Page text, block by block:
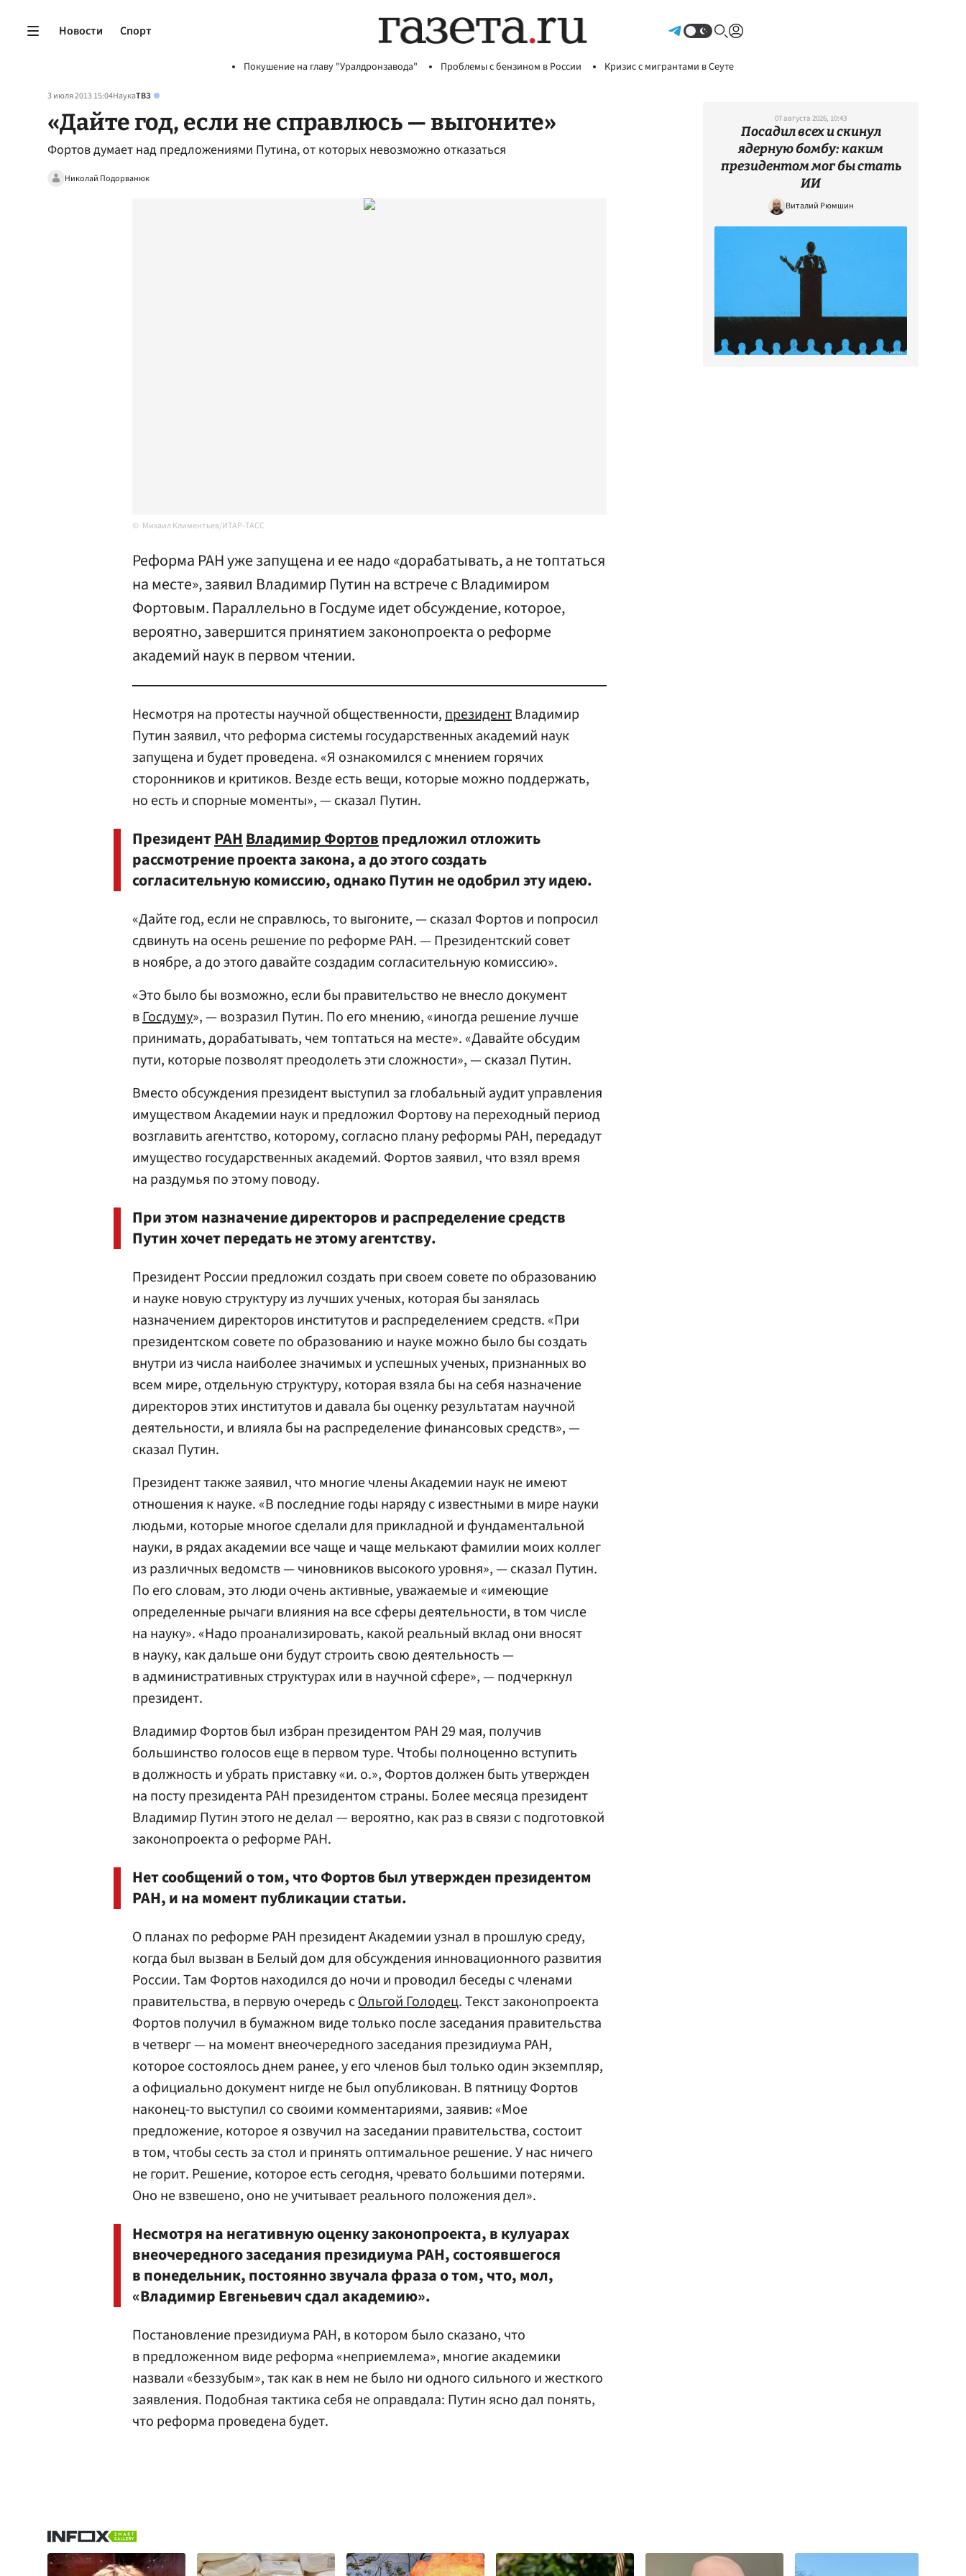
Новости Спорт
Покушение на главу "Уралдронзавода" Проблемы с бензином в России Кризис с мигрантами в Сеуте
3 июля 2013 15:04НаукаТВЗ
«Дайте год, если не справлюсь — выгоните»
Фортов думает над предложениями Путина, от которых невозможно отказаться
Николай Подорванюк
Михаил Климентьев/ИТАР-ТАСС
Реформа РАН уже запущена и ее надо «дорабатывать, а не топтаться
на месте», заявил Владимир Путин на встрече с Владимиром
Фортовым. Параллельно в Госдуме идет обсуждение, которое,
вероятно, завершится принятием законопроекта о реформе
академий наук в первом чтении.
Несмотря на протесты научной общественности,президентВладимир
Путин заявил, что реформа системы государственных академий наук
запущена и будет проведена. «Я ознакомился с мнением горячих
сторонников и критиков. Везде есть вещи, которые можно поддержать,
но есть и спорные моменты», — сказал Путин.
ПрезидентРАНВладимир Фортовпредложил отложить
рассмотрение проекта закона, а до этого создать
согласительную комиссию, однако Путин не одобрил эту идею.
«Дайте год, если не справлюсь, то выгоните, — сказал Фортов и попросил
сдвинуть на осень решение по реформе РАН. — Президентский совет
в ноябре, а до этого давайте создадим согласительную комиссию».
«Это было бы возможно, если бы правительство не внесло документ
вГосдуму», — возразил Путин. По его мнению, «иногда решение лучше
принимать, дорабатывать, чем топтаться на месте». «Давайте обсудим
пути, которые позволят преодолеть эти сложности», — сказал Путин.
Вместо обсуждения президент выступил за глобальный аудит управления
имуществом Академии наук и предложил Фортову на переходный период
возглавить агентство, которому, согласно плану реформы РАН, передадут
имущество государственных академий. Фортов заявил, что взял время
на раздумья по этому поводу.
При этом назначение директоров и распределение средств
Путин хочет передать не этому агентству.
Президент России предложил создать при своем совете по образованию
и науке новую структуру из лучших ученых, которая бы занялась
назначением директоров институтов и распределением средств. «При
президентском совете по образованию и науке можно было бы создать
внутри из числа наиболее значимых и успешных ученых, признанных во
всем мире, отдельную структуру, которая взяла бы на себя назначение
директоров этих институтов и давала бы оценку результатам научной
деятельности, и влияла бы на распределение финансовых средств», —
сказал Путин.
Президент также заявил, что многие члены Академии наук не имеют
отношения к науке. «В последние годы наряду с известными в мире науки
людьми, которые многое сделали для прикладной и фундаментальной
науки, в рядах академии все чаще и чаще мелькают фамилии моих коллег
из различных ведомств — чиновников высокого уровня», — сказал Путин.
По его словам, это люди очень активные, уважаемые и «имеющие
определенные рычаги влияния на все сферы деятельности, в том числе
на науку». «Надо проанализировать, какой реальный вклад они вносят
в науку, как дальше они будут строить свою деятельность —
в административных структурах или в научной сфере», — подчеркнул
президент.
Владимир Фортов был избран президентом РАН 29 мая, получив
большинство голосов еще в первом туре. Чтобы полноценно вступить
в должность и убрать приставку «и. о.», Фортов должен быть утвержден
на посту президента РАН президентом страны. Более месяца президент
Владимир Путин этого не делал — вероятно, как раз в связи с подготовкой
законопроекта о реформе РАН.
Нет сообщений о том, что Фортов был утвержден президентом
РАН, и на момент публикации статьи.
О планах по реформе РАН президент Академии узнал в прошлую среду,
когда был вызван в Белый дом для обсуждения инновационного развития
России. Там Фортов находился до ночи и проводил беседы с членами
правительства, в первую очередь сОльгой Голодец. Текст законопроекта
Фортов получил в бумажном виде только после заседания правительства
в четверг — на момент внеочередного заседания президиума РАН,
которое состоялось днем ранее, у его членов был только один экземпляр,
а официально документ нигде не был опубликован. В пятницу Фортов
наконец-то выступил со своими комментариями, заявив: «Мое
предложение, которое я озвучил на заседании правительства, состоит
в том, чтобы сесть за стол и принять оптимальное решение. У нас ничего
не горит. Решение, которое есть сегодня, чревато большими потерями.
Оно не взвешено, оно не учитывает реального положения дел».
Несмотря на негативную оценку законопроекта, в кулуарах
внеочередного заседания президиума РАН, состоявшегося
в понедельник, постоянно звучала фраза о том, что, мол,
«Владимир Евгеньевич сдал академию».
Постановление президиума РАН, в котором было сказано, что
в предложенном виде реформа «неприемлема», многие академики
назвали «беззубым», так как в нем не было ни одного сильного и жесткого
заявления. Подобная тактика себя не оправдала: Путин ясно дал понять,
что реформа проведена будет.
07 августа 2026, 10:43
Посадил всех и скинул
ядерную бомбу: каким
президентом мог бы стать
ИИ
Виталий Рюмшин